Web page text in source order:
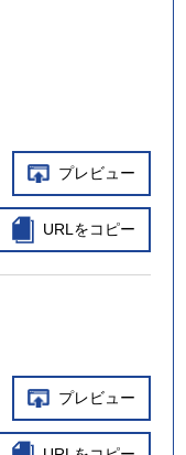
プレビュー
URLをコピー
プレビュー